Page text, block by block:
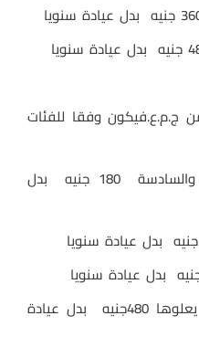
من ج.م.ع.فيكون وفقا للفئات
الأطباء من الدرجتين الخامسة والسادسة 180 جنيه بدل
الاطباء من الدرجة الثانية وما يعلوها 480جنيه بدل عيادة